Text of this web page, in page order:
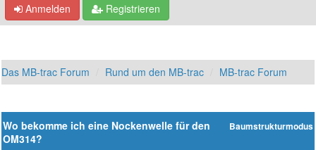
Anmelden Registrieren
Das MB-trac Forum Rund um den MB-trac MB-trac Forum
Baumstrukturmodus
Wo bekomme ich eine Nockenwelle für den
OM314?